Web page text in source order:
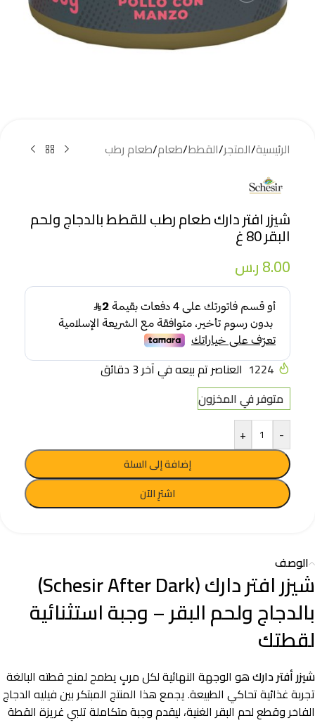
الرئيسية/المتجر/القطط/طعام/طعام رطب
شيزر افتر دارك طعام رطب للقطط بالدجاج ولحم
البقر 80 غ
8.00ر.س
1224 العناصر تم بيعه في آخر 3 دقائق
متوفر في المخزون
-
+
إضافة إلى السلة
اشترِ الآن
الوصف
شيزر افتر دارك (Schesir After Dark)
بالدجاج ولحم البقر – وجبة استثنائية
لقطتك
شيزر أفتر داركهو الوجهة النهائية لكل مربٍ يطمح لمنح قطته البالغة
تجربة غذائية تحاكي الطبيعة. يجمع هذا المنتج المبتكر بين فيليه الدجاج
الفاخر وقطع لحم البقر الغنية، ليقدم وجبة متكاملة تلبي غريزة القطة